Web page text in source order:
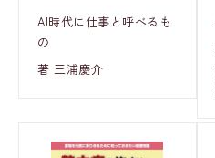
AI時代に仕事と呼べるも
の
著 三浦慶介